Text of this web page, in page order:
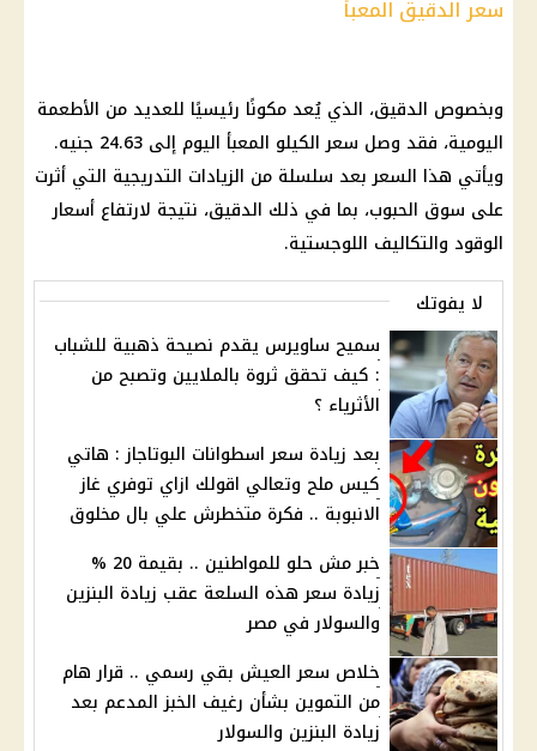
سعر الدقيق المعبأ
وبخصوص الدقيق، الذي يُعد مكونًا رئيسيًا للعديد من الأطعمة
اليومية، فقد وصل سعر الكيلو المعبأ اليوم إلى 24.63 جنيه.
ويأتي هذا السعر بعد سلسلة من الزيادات التدريجية التي أثرت
على سوق الحبوب، بما في ذلك الدقيق، نتيجة لارتفاع أسعار
الوقود والتكاليف اللوجستية.
لا يفوتك
سميح ساويرس يقدم نصيحة ذهبية للشباب
: كيف تحقق ثروة بالملايين وتصبح من
الأثرياء ؟
بعد زيادة سعر اسطوانات البوتاجاز : هاتي
كيس ملح وتعالي اقولك ازاي توفري غاز
الانبوبة .. فكرة متخطرش علي بال مخلوق
خبر مش حلو للمواطنين .. بقيمة 20 %
زيادة سعر هذه السلعة عقب زيادة البنزين
والسولار في مصر
خلاص سعر العيش بقي رسمي .. قرار هام
من التموين بشأن رغيف الخبز المدعم بعد
زيادة البنزين والسولار